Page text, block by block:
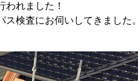
われました！
検査にお伺いしてきました。